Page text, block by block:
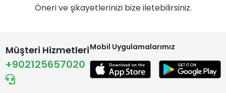
Öneri ve şikayetlerinizi bize iletebilirsiniz.
Müşteri Hizmetleri
+902125657020
Mobil Uygulamalarımız